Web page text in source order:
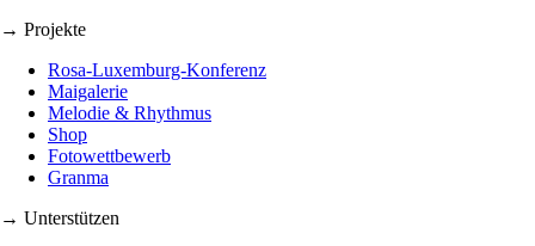
→ Projekte
Rosa-Luxemburg-Konferenz
Maigalerie
Melodie & Rhythmus
Shop
Fotowettbewerb
Granma
→ Unterstützen